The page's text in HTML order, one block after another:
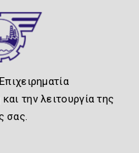
την λειτουργία της
σας.